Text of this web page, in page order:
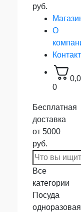
руб.
О
0
Бесплатная
доставка
от 5000
руб.
Все
категории
Посуда
одноразовая